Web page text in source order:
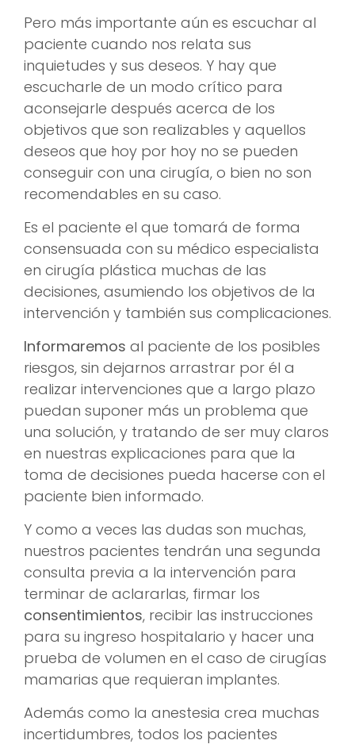
Pero más importante aún es escuchar al
paciente cuando nos relata sus
inquietudes y sus deseos. Y hay que
escucharle de un modo crítico para
aconsejarle después acerca de los
objetivos que son realizables y aquellos
deseos que hoy por hoy no se pueden
conseguir con una cirugía, o bien no son
recomendables en su caso.
Es el paciente el que tomará de forma
consensuada con su médico especialista
en cirugía plástica muchas de las
decisiones, asumiendo los objetivos de la
intervención y también sus complicaciones.
Informaremos al paciente de los posibles
riesgos, sin dejarnos arrastrar por él a
realizar intervenciones que a largo plazo
puedan suponer más un problema que
una solución, y tratando de ser muy claros
en nuestras explicaciones para que la
toma de decisiones pueda hacerse con el
paciente bien informado.
Y como a veces las dudas son muchas,
nuestros pacientes tendrán una segunda
consulta previa a la intervención para
terminar de aclararlas, firmar los
consentimientos, recibir las instrucciones
para su ingreso hospitalario y hacer una
prueba de volumen en el caso de cirugías
mamarias que requieran implantes.
Además como la anestesia crea muchas
incertidumbres, todos los pacientes